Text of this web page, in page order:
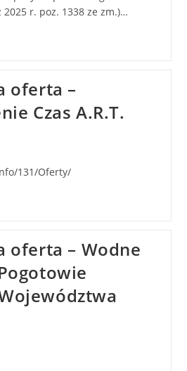
r. poz. 1338 ze zm.)…
oferta –
Czas A.R.T.
131/Oferty/
oferta – Wodne